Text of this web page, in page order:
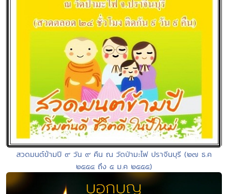
สวดมนต์ข้ามปี ๙ วัน ๙ คืน ณ วัดป่ามะไฟ ปราจีนบุรี (๒๗ ธ.ค
๒๕๕๔ ถึง ๕ ม.ค ๒๕๕๕)